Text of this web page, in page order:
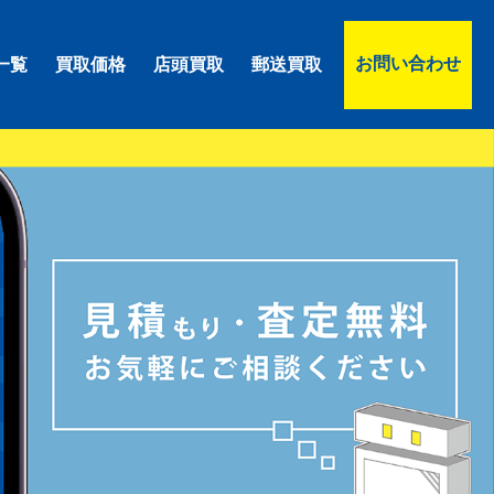
覧 買取価格 店頭買取 郵送買取 お問い合わせ